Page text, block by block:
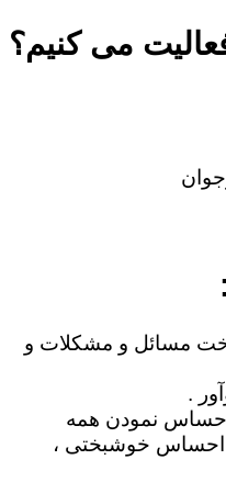
می کنیم؟
مسائل و مشکلات و
احساس نمودن همه
احساس خوشبختی ،